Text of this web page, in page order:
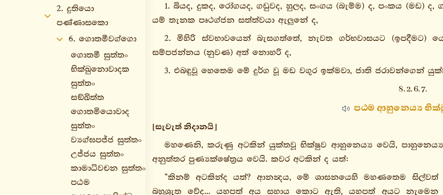
2. දුතියො
පණ්ණාසකො
6. ගොතමීවග්ගො
ගොතමී සුත්තං
භික්ඛුනොවාදක
සුත්තං
සඞ්ඛිත්ත
ගොතමියොවාද
සුත්තං
ව්‍යග්ඝපජ්ජ සුත්තං
උජ්ජය සුත්තං
කාමාධිවචන සුත්තං
පඨම
1. බියද, දුකද, රෝගයද, ගඩුවද, හුලද, සංගය (බැම්ම) ද, පංකය
යම් තැනක පෘථග්ජන සත්ත්වයා ඇලුනේ ද,
2. මිහිරි ස්වභාවයෙන් බැසගත්තේ, නැවත ගර්භවාසයට
සම්පජන්නය (නුවණ) අත් නොහරි ද,
3. එබඳුවූ හෙතෙම මේ දුර්ග වූ මඩ වගුර ඉක්මවා, ජාති ජරාවන්ගෙන්
8. 2. 6. 7.
පඨම ආහුනෙය්‍ය
[සැවැත් නිදානයි]
මහණෙනි, කරුණු අටකින් යුක්තවූ භික්ෂුව ආහුනෙය්‍ය වෙයි,
අනුත්තර පුණ්‍යක්ෂේත්‍රය වෙයි. කවර අටකින් ද යත්:
“කිනම් අටකින්ද යත්? ආනන්‍දය, මේ ශාසනයෙහි මහණතෙම සිල්වත්
බහුශ්‍රුත වේද... යහපත් අය සහාය කොට ඇති, යහපත් අයට